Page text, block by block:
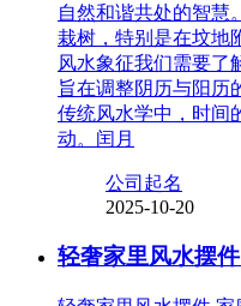
自然和谐共处的智慧
栽树，特别是在坟地
风水象征我们需要了
旨在调整阴历与阳历
传统风水学中，时间
动。闰月
公司起名
2025-10-20
轻奢家里风水摆